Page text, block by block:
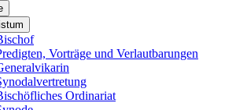
Vorträge und Verlautbarungen
Ordinariat